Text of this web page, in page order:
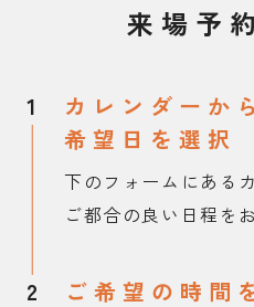
来場予
1
カレンダーから
希望日を選択
下のフォームにある
ご都合の良い日程を
2 ご希望の時間